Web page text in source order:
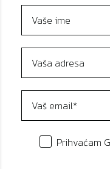
Prihvaćam